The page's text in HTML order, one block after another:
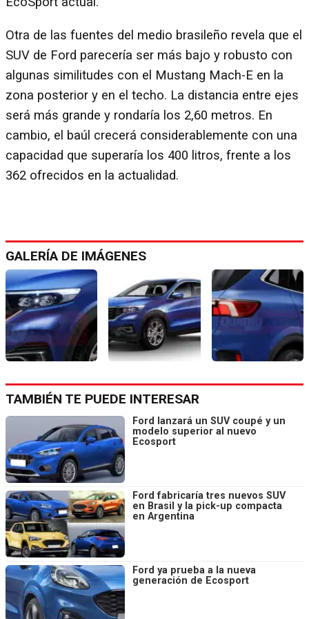
Otra de las fuentes del medio brasileño revela que el
SUV de Ford parecería ser más bajo y robusto con
algunas similitudes con el Mustang Mach-E en la
zona posterior y en el techo. La distancia entre ejes
será más grande y rondaría los 2,60 metros. En
cambio, el baúl crecerá considerablemente con una
capacidad que superaría los 400 litros, frente a los
362 ofrecidos en la actualidad.
GALERÍA DE IMÁGENES
TAMBIÉN TE PUEDE INTERESAR
Ford lanzará un SUV coupé y un
modelo superior al nuevo
Ecosport
Ford fabricaría tres nuevos SUV
en Brasil y la pick-up compacta
en Argentina
Ford ya prueba a la nueva
generación de Ecosport